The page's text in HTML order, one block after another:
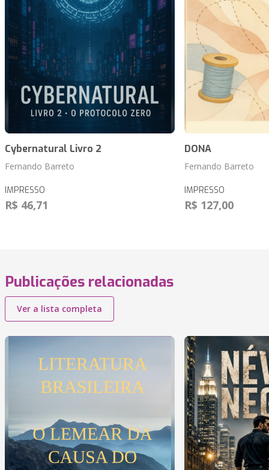
Cybernatural Livro 2
Fernando Barreto
IMPRESSO
R$ 46,71
DONA
Fernando Barreto
IMPRESSO
R$ 127,00
Publicações relacionadas
Ver a lista completa